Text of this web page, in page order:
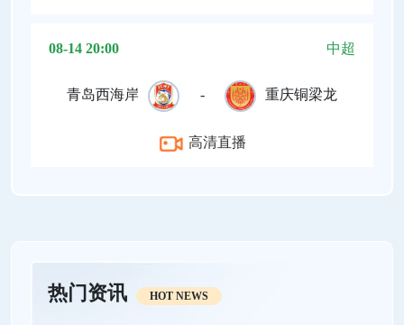
08-14 20:00 中超
青岛西海岸 - 重庆铜梁龙
高清直播
热门资讯 HOT NEWS